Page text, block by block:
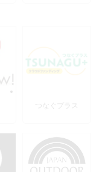
つなぐプラス